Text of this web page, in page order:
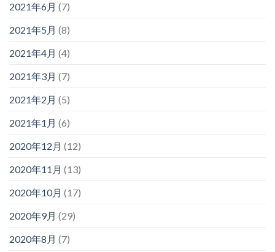
2021年6月 (7)
2021年5月 (8)
2021年4月 (4)
2021年3月 (7)
2021年2月 (5)
2021年1月 (6)
2020年12月 (12)
2020年11月 (13)
2020年10月 (17)
2020年9月 (29)
2020年8月 (7)